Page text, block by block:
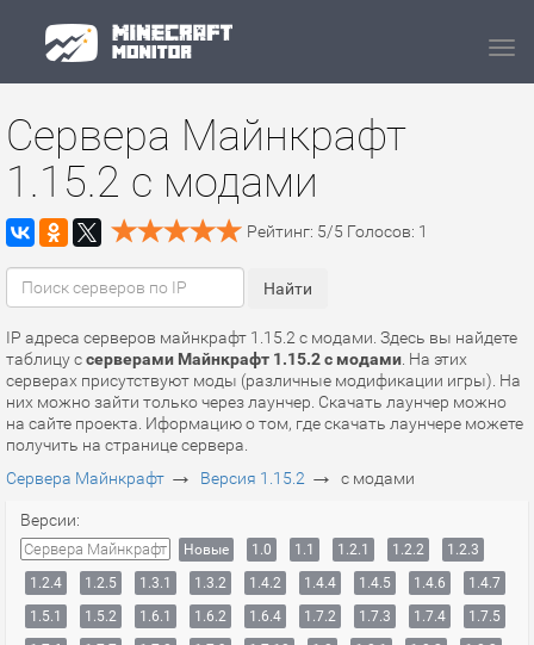
Сервера Майнкрафт
1.15.2 с модами
Рейтинг: 5/5 Голосов: 1
IP адреса серверов майнкрафт 1.15.2 с модами. Здесь вы найдете
таблицу ссерверами Майнкрафт 1.15.2 с модами . На этих
серверах присутствуют моды (различные модификации игры). На
них можно зайти только через лаунчер. Скачать лаунчер можно
на сайте проекта. Иформацию о том, где скачать лаунчере можете
получить на странице сервера.
Сервера Майнкрафт → Версия 1.15.2 → с модами
Версии:
Сервера Майнкрафт Новые 1.0 1.1 1.2.1 1.2.2
1.2.3
1.2.4
1.2.5 1.3.1 1.3.2 1.4.2 1.4.4 1.4.5 1.4.6
1.4.7
1.5.1
1.5.2 1.6.1 1.6.2 1.6.4 1.7.2 1.7.3 1.7.4
1.7.5